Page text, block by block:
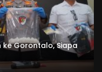
ke Gorontalo, Siapa